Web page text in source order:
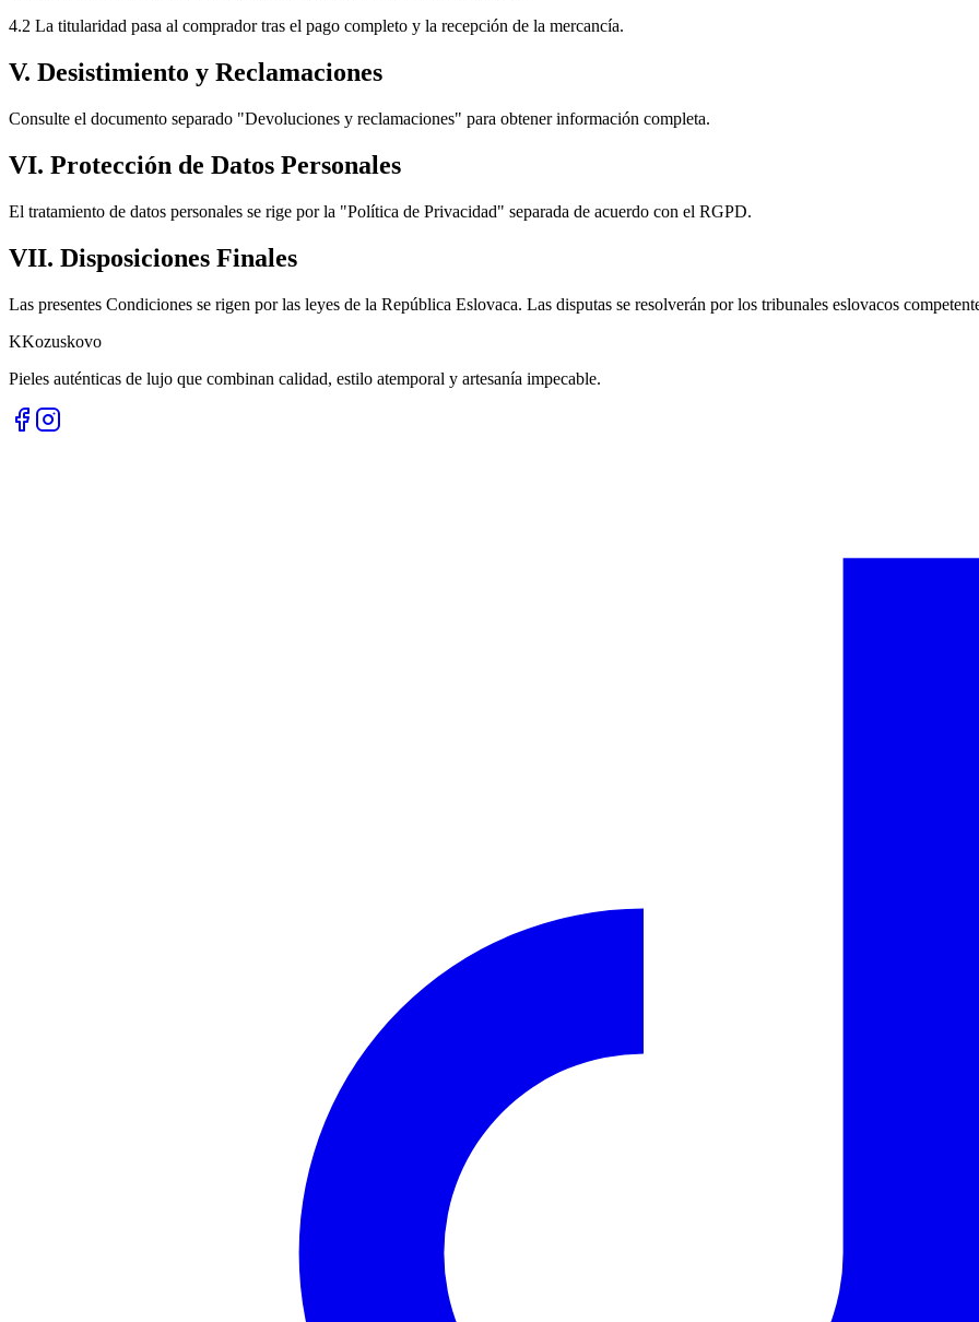
4.2 La titularidad pasa al comprador tras el pago completo y la recepción de la mercancía.
V. Desistimiento y Reclamaciones
Consulte el documento separado "Devoluciones y reclamaciones" para obtener información completa.
VI. Protección de Datos Personales
El tratamiento de datos personales se rige por la "Política de Privacidad" separada de acuerdo con el RGPD.
VII. Disposiciones Finales
Las presentes Condiciones se rigen por las leyes de la República Eslovaca. Las disputas se resolverán por los tribunales eslovacos
KKozuskovo
Pieles auténticas de lujo que combinan calidad, estilo atemporal y artesanía impecable.